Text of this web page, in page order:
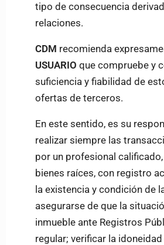
tipo de consecuencia
relaciones.
CDM recomienda
USUARIO que compruebe y
suficiencia y fiabilidad de
ofertas de terceros.
En este sentido, es su
realizar siempre las
por un profesional
bienes raíces, con registro
la existencia y condición de
asegurarse de que la
inmueble ante Registros
regular; verificar la